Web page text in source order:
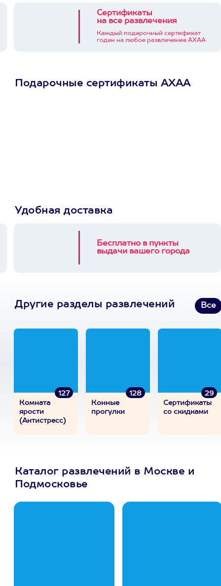
Сертификаты
на все развлечения
Каждый подарочный сертификат
годен на любое развлечение АХАА
Подарочные сертификаты АХАА
Удобная доставка
Бесплатно в пункты
выдачи вашего города
Другие разделы развлечений Все
127
Комната
ярости
(Антистресс)
128
Конные
прогулки
29
Сертификаты
со скидками
Каталог развлечений в Москве и
Подмосковье